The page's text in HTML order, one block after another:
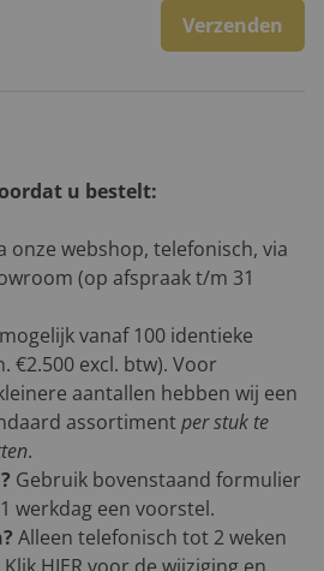
Verzenden
u bestelt:
onze webshop, telefonisch, via
(op afspraak t/m 31
mogelijk vanaf 100 identieke
€2.500 excl. btw). Voor
aantallen hebben wij een
assortimentper stuk te
.
Gebruik bovenstaand formulier
werkdag een voorstel.
Alleen telefonisch tot 2 weken